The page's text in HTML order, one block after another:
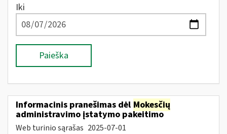
Iki
Paieška
Informacinis pranešimas dėl Mokesčių
administravimo įstatymo pakeitimo
Web turinio sąrašas 2025-07-01